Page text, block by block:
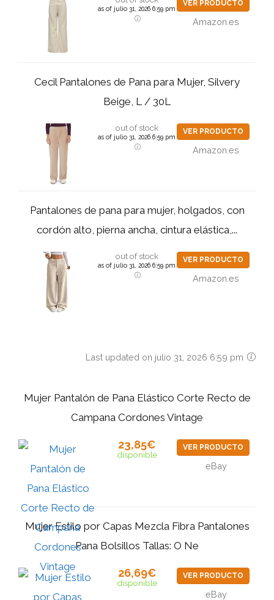
as of julio 31, 2026 6:59 pm
VER PRODUCTO
Amazon.es
Cecil Pantalones de Pana para Mujer, Silvery
Beige, L / 30L
out of stock
as of julio 31, 2026 6:59 pm
VER PRODUCTO
Amazon.es
Pantalones de pana para mujer, holgados, con
cordón alto, pierna ancha, cintura elástica,...
out of stock
as of julio 31, 2026 6:59 pm
VER PRODUCTO
Amazon.es
Last updated on julio 31, 2026 6:59 pm
Mujer Pantalón de Pana Elástico Corte Recto de
Campana Cordones Vintage
23,85€
disponible
VER PRODUCTO
eBay
Mujer Estilo por Capas Mezcla Fibra Pantalones
Pana Bolsillos Tallas: O Ne
26,69€
disponible
VER PRODUCTO
eBay